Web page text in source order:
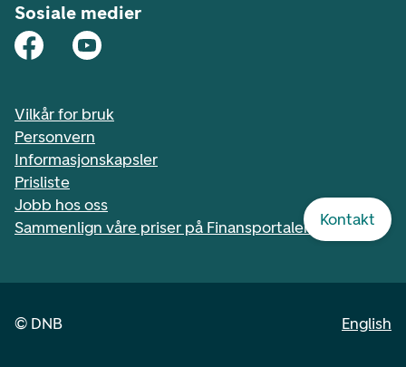
Kontakt
Sosiale medier
Vilkår for bruk
Personvern
Informasjonskapsler
Prisliste
Jobb hos oss
Sammenlign våre priser på Finansportalen.no
© DNB English